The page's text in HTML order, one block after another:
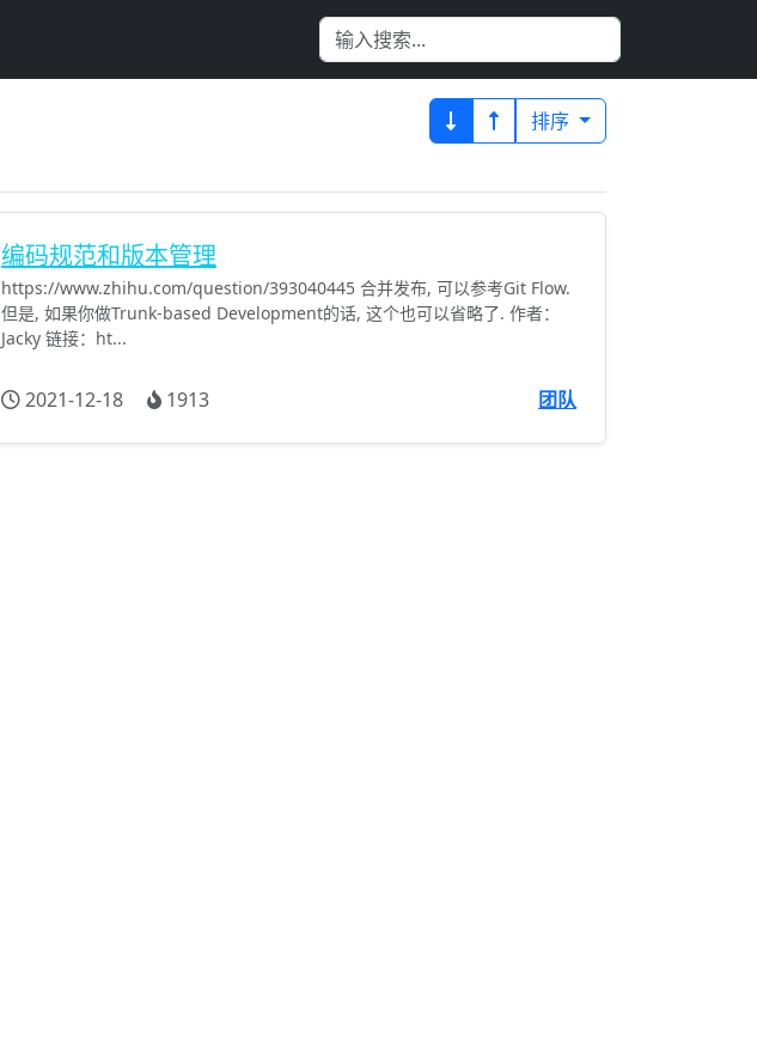
排序
编码规范和版本管理
https://www.zhihu.com/question/393040445 合并发布, 可以参考Git Flow.
但是, 如果你做Trunk-based Development的话, 这个也可以省略了. 作者：
Jacky 链接：ht...
2021-12-18 1913 团队